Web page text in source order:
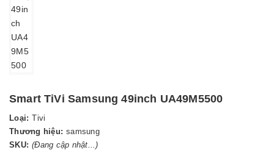
Smart TiVi Samsung 49inch UA49M5500
Loại: Tivi
Thương hiệu: samsung
SKU: (Đang cập nhật...)